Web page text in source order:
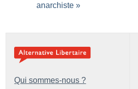
anarchiste »
Qui sommes-nous ?